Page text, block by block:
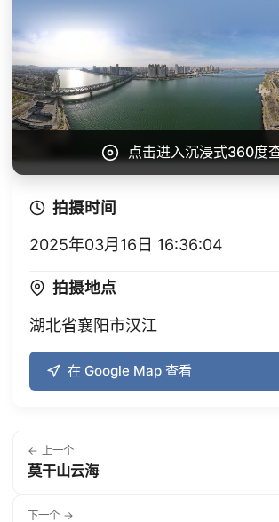
点击进入沉浸式360度
拍摄时间
2025年03月16日 16:36:04
拍摄地点
湖北省襄阳市汉江
在 Google Map 查看
← 上一个
莫干山云海
下一个 →